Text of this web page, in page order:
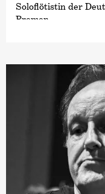
Soloflötistin der
Bremen.
Dozentin von
Dortmund und an